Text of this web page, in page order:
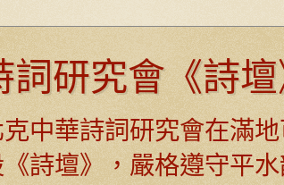
研究會《詩
中華詩詞研究會在滿
詩壇》，嚴格遵守平